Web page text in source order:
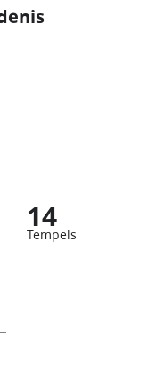
14
Tempels